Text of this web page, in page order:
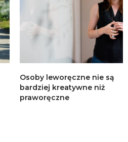
Osoby leworęczne nie są
bardziej kreatywne niż
praworęczne